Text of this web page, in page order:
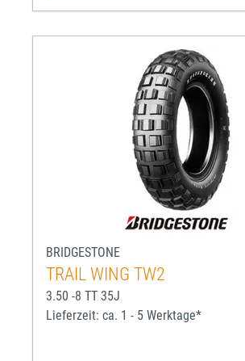
BRIDGESTONE
TRAIL WING TW2
3.50 -8 TT 35J
Lieferzeit: ca. 1 - 5 Werktage*